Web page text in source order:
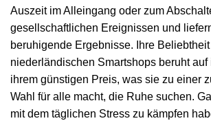
Auszeit im Alleingang oder zum
gesellschaftlichen Ereignissen und
beruhigende Ergebnisse. Ihre
niederländischen Smartshops beruht auf
ihrem günstigen Preis, was sie zu einer
Wahl für alle macht, die Ruhe suchen.
mit dem täglichen Stress zu kämpfen